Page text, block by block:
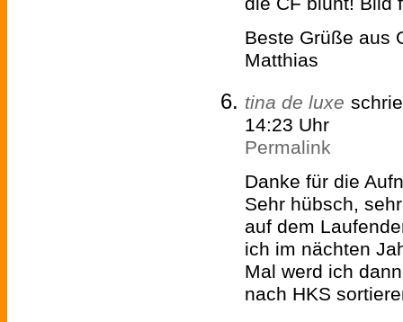
Beste Grüße aus
Matthias
tina de luxe
14:23 Uhr
Permalink
Danke für die
Sehr hübsch,
auf dem
ich im nächten
Mal werd ich
nach HKS